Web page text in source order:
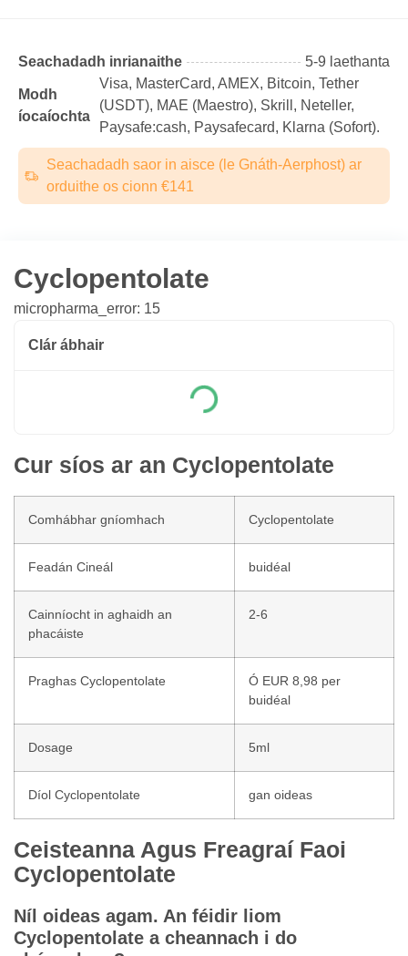
Seachadadh inrianaithe 5-9 laethanta
Modh
íocaíochta
Visa, MasterCard, AMEX, Bitcoin, Tether
(USDТ), MAE (Maestro), Skrill, Neteller,
Paysafe:cash, Paysafecard, Klarna (Sofort).
Seachadadh saor in aisce (le Gnáth-Aerphost) ar
orduithe os cionn €141
Cyclopentolate
micropharma_error: 15
Clár ábhair
Cur síos ar an Cyclopentolate
Comhábhar gníomhach Cyclopentolate
Feadán Cineál buidéal
Cainníocht in aghaidh an
phacáiste
2-6
Praghas Cyclopentolate
Ó EUR 8,98 per
buidéal
Dosage 5ml
Díol Cyclopentolate gan oideas
Ceisteanna Agus Freagraí Faoi
Cyclopentolate
Níl oideas agam. An féidir liom
Cyclopentolate a cheannach i do